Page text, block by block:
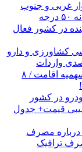
غربی و جنوب
در کشور فعال
اساسی کشاورزی و دارو
کاسبی خارج‌نشین‌ها با سهمیه اقامت / ۸
قیمت+ جدول
درباره مصرف
ترافیک